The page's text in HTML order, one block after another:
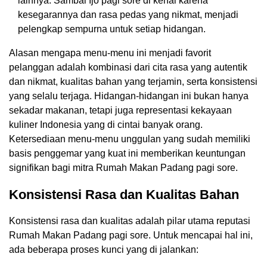
kesegarannya dan rasa pedas yang nikmat, menjadi
pelengkap sempurna untuk setiap hidangan.
Alasan mengapa menu-menu ini menjadi favorit
pelanggan adalah kombinasi dari cita rasa yang autentik
dan nikmat, kualitas bahan yang terjamin, serta konsistensi
yang selalu terjaga. Hidangan-hidangan ini bukan hanya
sekadar makanan, tetapi juga representasi kekayaan
kuliner Indonesia yang di cintai banyak orang.
Ketersediaan menu-menu unggulan yang sudah memiliki
basis penggemar yang kuat ini memberikan keuntungan
signifikan bagi mitra Rumah Makan Padang pagi sore.
Konsistensi Rasa dan Kualitas Bahan
Konsistensi rasa dan kualitas adalah pilar utama reputasi
Rumah Makan Padang pagi sore. Untuk mencapai hal ini,
ada beberapa proses kunci yang di jalankan: